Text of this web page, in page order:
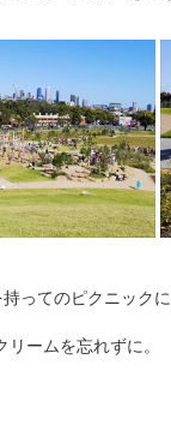
ってのピクニックに
ームを忘れずに。